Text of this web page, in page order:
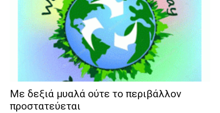
Με δεξιά μυαλά ούτε το περιβάλλον
προστατεύεται